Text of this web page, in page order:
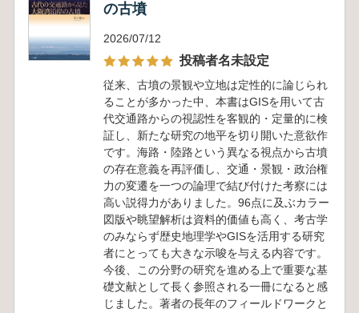
の古墳
2026/07/12
投稿者名未設定
従来、古墳の景観や立地は定性的に論じられ
ることが多かった中、本書はGISを用いて古
代交通路からの視認性を客観的・定量的に検
証し、新たな研究の地平を切り開いた意欲作
です。海路・陸路という異なる視点から古墳
の存在意義を再評価し、交通・景観・政治権
力の変遷を一つの論理で結び付けた考察には
高い説得力がありました。96点に及ぶカラー
図版や眺望解析は資料的価値も高く、考古学
のみならず歴史地理学やGISを活用する研究
者にとっても大きな示唆を与える内容です。
今後、この分野の研究を進める上で重要な基
礎文献として長く参照される一冊になると感
じました。著者の長年のフィールドワークと